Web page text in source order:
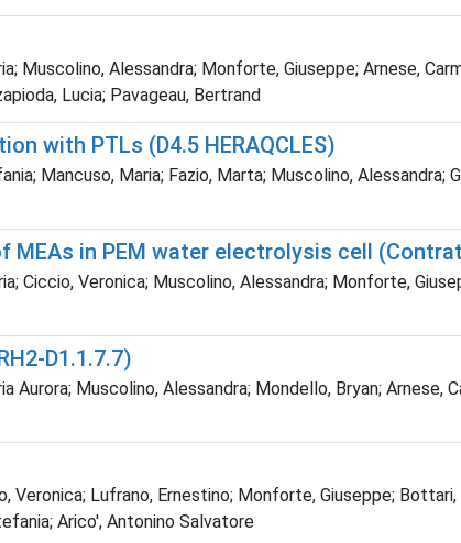
Muscolino, Alessandra; Monforte, Giuseppe; Arnese,
Lucia; Pavageau, Bertrand
with PTLs (D4.5 HERAQCLES)
Mancuso, Maria; Fazio, Marta; Muscolino, Alessandra;
in PEM water electrolysis cell
Ciccio, Veronica; Muscolino, Alessandra; Monforte,
D1.1.7.7)
Muscolino, Alessandra; Mondello, Bryan; Arnese,
Lufrano, Ernestino; Monforte, Giuseppe; Bottari,
Arico', Antonino Salvatore